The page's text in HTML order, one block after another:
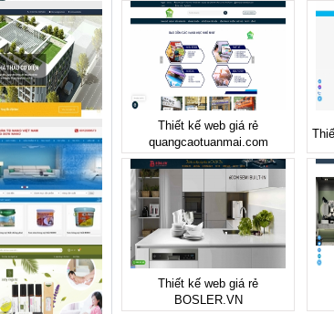
Thiết kế web giá rẻ
quangcaotuanmai.com
Thiết kế web giá rẻ
BOSLER.VN